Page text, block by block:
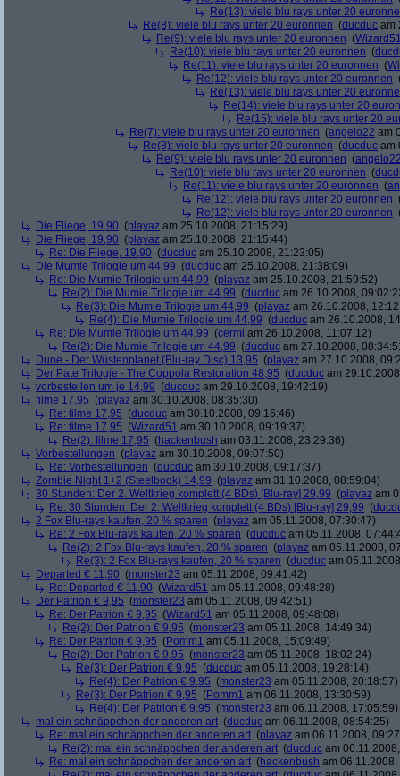
Re(13): viele blu rays unter 20
Re(8): viele blu rays unter 20 euronnen (ducduc am
Re(9): viele blu rays unter 20 euronnen (
Re(10): viele blu rays unter 20 euronnen (
Re(11): viele blu rays unter 20 euronnen (
Re(12): viele blu rays unter 20 euronnen
Re(13): viele blu rays unter 20
Re(14): viele blu rays unter 20
Re(15): viele blu rays unter 20
Re(7): viele blu rays unter 20 euronnen (angelo22 am
Re(8): viele blu rays unter 20 euronnen (ducduc am
Re(9): viele blu rays unter 20 euronnen (
Re(10): viele blu rays unter 20 euronnen (
Re(11): viele blu rays unter 20 euronnen (
Re(12): viele blu rays unter 20 euronnen
Re(12): viele blu rays unter 20 euronnen
Die Fliege, 19,90 (playaz am 25.10.2008, 21:15:29)
Die Fliege, 19,90 (playaz am 25.10.2008, 21:15:44)
Re: Die Fliege, 19,90 (ducduc am 25.10.2008, 21:23:05)
Die Mumie Trilogie um 44,99 (ducduc am 25.10.2008, 21:38:09)
Re: Die Mumie Trilogie um 44,99 (playaz am 25.10.2008, 21:59:52)
Re(2): Die Mumie Trilogie um 44,99 (ducduc am 26.10.2008,
Re(3): Die Mumie Trilogie um 44,99 (playaz am 26.10.2008,
Re(4): Die Mumie Trilogie um 44,99 (ducduc am 26.10.2008,
Re: Die Mumie Trilogie um 44,99 (cermi am 26.10.2008, 11:07:12)
Re(2): Die Mumie Trilogie um 44,99 (ducduc am 27.10.2008,
Dune - Der Wüstenplanet (Blu-ray Disc) 13,95 (playaz am 27.10.2008,
Der Pate Trilogie - The Coppola Restoration 48,95 (ducduc am
vorbestellen um je 14,99 (ducduc am 29.10.2008, 19:42:19)
filme 17,95 (playaz am 30.10.2008, 08:35:30)
Re: filme 17,95 (ducduc am 30.10.2008, 09:16:46)
Re: filme 17,95 (Wizard51 am 30.10.2008, 09:19:37)
Re(2): filme 17,95 (hackenbush am 03.11.2008, 23:29:36)
Vorbestellungen (playaz am 30.10.2008, 09:07:50)
Re: Vorbestellungen (ducduc am 30.10.2008, 09:17:37)
Zombie Night 1+2 (Steelbook) 14,99 (playaz am 31.10.2008, 08:59:04)
30 Stunden: Der 2. Weltkrieg komplett (4 BDs) [Blu-ray] 29,99 (playaz am
Re: 30 Stunden: Der 2. Weltkrieg komplett (4 BDs) [Blu-ray] 29,99 (
2 Fox Blu-rays kaufen, 20 % sparen (playaz am 05.11.2008, 07:30:47)
Re: 2 Fox Blu-rays kaufen, 20 % sparen (ducduc am 05.11.2008,
Re(2): 2 Fox Blu-rays kaufen, 20 % sparen (playaz am 05.11.2008,
Re(3): 2 Fox Blu-rays kaufen, 20 % sparen (ducduc am
Departed € 11,90 (monster23 am 05.11.2008, 09:41:42)
Re: Departed € 11,90 (Wizard51 am 05.11.2008, 09:48:28)
Der Patrion € 9,95 (monster23 am 05.11.2008, 09:42:51)
Re: Der Patrion € 9,95 (Wizard51 am 05.11.2008, 09:48:08)
Re(2): Der Patrion € 9,95 (monster23 am 05.11.2008, 14:49:34)
Re: Der Patrion € 9,95 (Pomm1 am 05.11.2008, 15:09:49)
Re(2): Der Patrion € 9,95 (monster23 am 05.11.2008, 18:02:24)
Re(3): Der Patrion € 9,95 (ducduc am 05.11.2008, 19:28:14)
Re(4): Der Patrion € 9,95 (monster23 am 05.11.2008, 20:18:57)
Re(3): Der Patrion € 9,95 (Pomm1 am 06.11.2008, 13:30:59)
Re(4): Der Patrion € 9,95 (monster23 am 06.11.2008, 17:05:59)
mal ein schnäppchen der anderen art (ducduc am 06.11.2008, 08:54:25)
Re: mal ein schnäppchen der anderen art (playaz am 06.11.2008,
Re(2): mal ein schnäppchen der anderen art (ducduc am
Re: mal ein schnäppchen der anderen art (hackenbush am